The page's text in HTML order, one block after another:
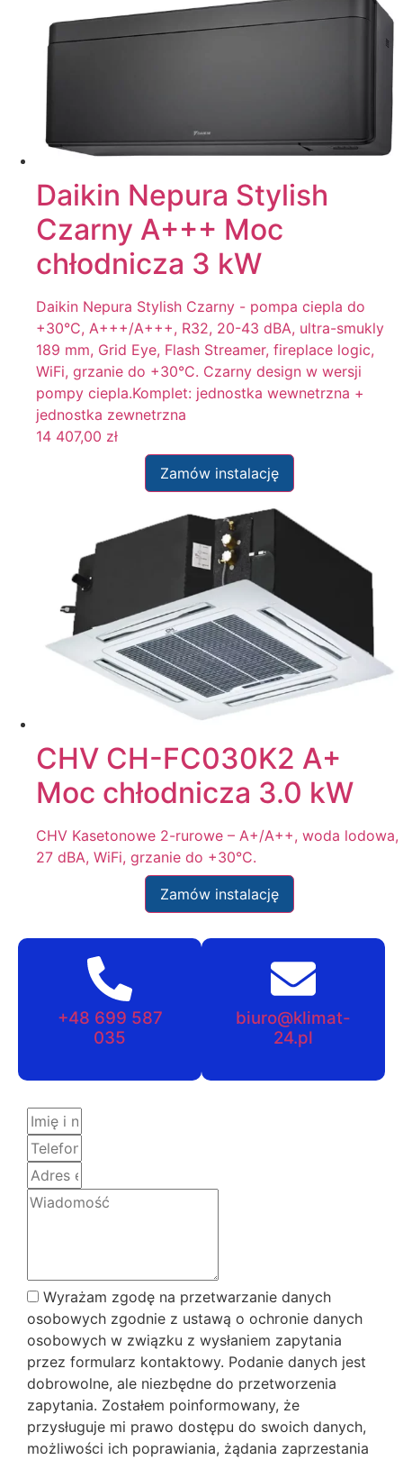
Daikin Nepura Stylish
Czarny A+++ Moc
chłodnicza 3 kW
Daikin Nepura Stylish Czarny - pompa ciepla do
+30°C, A+++/A+++, R32, 20-43 dBA, ultra-smukly
189 mm, Grid Eye, Flash Streamer, fireplace logic,
WiFi, grzanie do +30°C. Czarny design w wersji
pompy ciepla.Komplet: jednostka wewnetrzna +
jednostka zewnetrzna
14 407,00 zł
Zamów instalację
CHV CH-FC030K2 A+
Moc chłodnicza 3.0 kW
CHV Kasetonowe 2-rurowe – A+/A++, woda lodowa,
27 dBA, WiFi, grzanie do +30°C.
Zamów instalację
+48 699 587
035
biuro@klimat-
24.pl
Wyrażam zgodę na przetwarzanie danych
osobowych zgodnie z ustawą o ochronie danych
osobowych w związku z wysłaniem zapytania
przez formularz kontaktowy. Podanie danych jest
dobrowolne, ale niezbędne do przetworzenia
zapytania. Zostałem poinformowany, że
przysługuje mi prawo dostępu do swoich danych,
możliwości ich poprawiania, żądania zaprzestania